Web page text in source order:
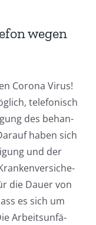
wegen
Coro­na Virus!
tele­fo­nisch
des behan­
haben sich
und der
die Dau­er von
es sich um
Arbeits­un­fä­